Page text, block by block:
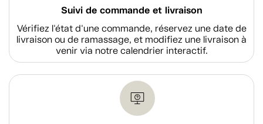
Suivi de commande et livraison
Vérifiez l'état d'une commande, réservez une date de
livraison ou de ramassage, et modifiez une livraison à
venir via notre calendrier interactif.